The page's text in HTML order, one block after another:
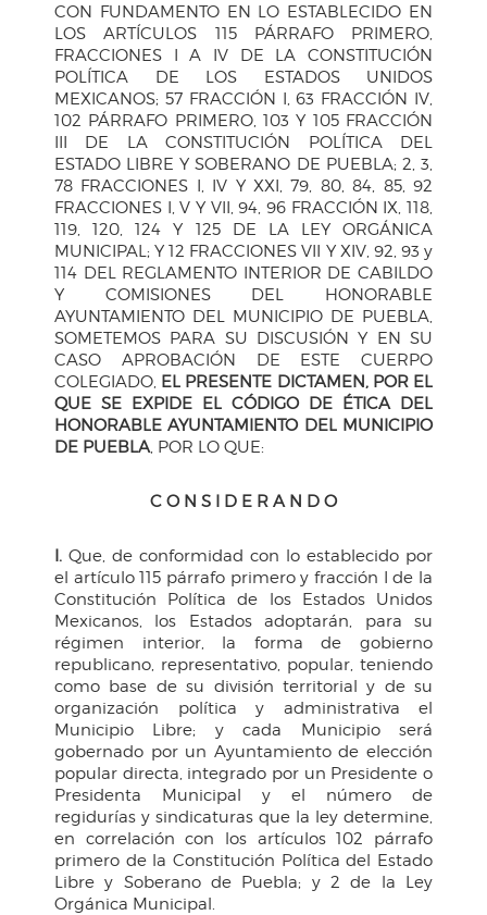
CON FUNDAMENTO EN LO ESTABLECIDO EN
LOS ARTÍCULOS 115 PÁRRAFO PRIMERO,
FRACCIONES I A IV DE LA CONSTITUCIÓN
POLÍTICA DE LOS ESTADOS UNIDOS
MEXICANOS; 57 FRACCIÓN I, 63 FRACCIÓN IV,
102 PÁRRAFO PRIMERO, 103 Y 105 FRACCIÓN
III DE LA CONSTITUCIÓN POLÍTICA DEL
ESTADO LIBRE Y SOBERANO DE PUEBLA; 2, 3,
78 FRACCIONES I, IV Y XXI, 79, 80, 84, 85, 92
FRACCIONES I, V Y VII, 94, 96 FRACCIÓN IX, 118,
119, 120, 124 Y 125 DE LA LEY ORGÁNICA
MUNICIPAL; Y 12 FRACCIONES VII Y XIV, 92, 93 y
114 DEL REGLAMENTO INTERIOR DE CABILDO
Y COMISIONES DEL HONORABLE
AYUNTAMIENTO DEL MUNICIPIO DE PUEBLA,
SOMETEMOS PARA SU DISCUSIÓN Y EN SU
CASO APROBACIÓN DE ESTE CUERPO
COLEGIADO, EL PRESENTE DICTAMEN, POR EL
QUE SE EXPIDE EL CÓDIGO DE ÉTICA DEL
HONORABLE AYUNTAMIENTO DEL MUNICIPIO
DE PUEBLA , POR LO QUE:
C O N S I D E R A N D O
I. Que, de conformidad con lo establecido por
el artículo 115 párrafo primero y fracción I de la
Constitución Política de los Estados Unidos
Mexicanos, los Estados adoptarán, para su
régimen interior, la forma de gobierno
republicano, representativo, popular, teniendo
como base de su división territorial y de su
organización política y administrativa el
Municipio Libre; y cada Municipio será
gobernado por un Ayuntamiento de elección
popular directa, integrado por un Presidente o
Presidenta Municipal y el número de
regidurías y sindicaturas que la ley determine,
en correlación con los artículos 102 párrafo
primero de la Constitución Política del Estado
Libre y Soberano de Puebla; y 2 de la Ley
Orgánica Municipal.